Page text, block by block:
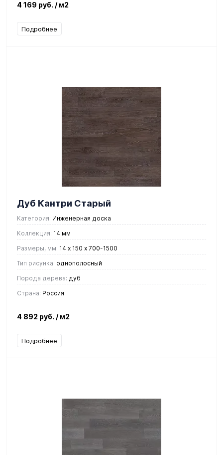
4 169 руб. / м2
Подробнее
Дуб Кантри Старый
Категория: Инженерная доска
Коллекция: 14 мм
Размеры, мм: 14 х 150 х 700-1500
Тип рисунка: однополосный
Порода дерева: дуб
Страна: Россия
4 892 руб. / м2
Подробнее